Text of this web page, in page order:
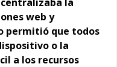
web y
permitió que todos
o la
a los recursos